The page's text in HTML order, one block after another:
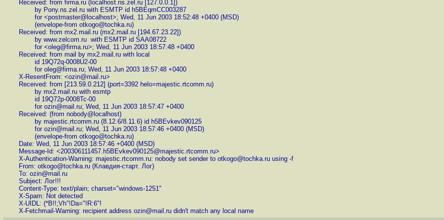
Received: from firma.ru (localhost.ns.zel.ru [127.0.0.1])
by Pony.ns.zel.ru with ESMTP id h5BEqmCC003287
for <postmaster@localhost>; Wed, 11 Jun 2003 18:52:48 +0400 (MSD)
(envelope-from otkogo@tochka.ru)
Received: from mx2.mail.ru (mx2.mail.ru [194.67.23.22])
by www.zelcom.ru with ESMTP id SAA08722
for <oleg@firma.ru>; Wed, 11 Jun 2003 18:57:48 +0400
Received: from mail by mx2.mail.ru with local
id 19Q72q-0008U2-00
for oleg@firma.ru; Wed, 11 Jun 2003 18:57:48 +0400
X-ResentFrom: <ozin@mail.ru>
Received: from [213.59.0.212] (port=3392 helo=majestic.rtcomm.ru)
by mx2.mail.ru with esmtp
id 19Q72p-0008Tc-00
for ozin@mail.ru; Wed, 11 Jun 2003 18:57:47 +0400
Received: (from nobody@localhost)
by majestic.rtcomm.ru (8.12.6/8.11.6) id h5BEvkev090125
for ozin@mail.ru; Wed, 11 Jun 2003 18:57:46 +0400 (MSD)
(envelope-from otkogo@tochka.ru)
Date: Wed, 11 Jun 2003 18:57:46 +0400 (MSD)
Message-Id: <200306111457.h5BEvkev090125@majestic.rtcomm.ru>
X-Authentication-Warning: majestic.rtcomm.ru: nobody set sender to otkogo@tochka.ru using -f
From: otkogo@tochka.ru (Клавдия-старт. Лог)
To: ozin@mail.ru
Subject: Лог!!!
Content-Type: text/plain; charset="windows-1251"
X-Spam: Not detected
X-UIDL: (*B!!;Vh"!Da="!R:6"!
X-Fetchmail-Warning: recipient address ozin@mail.ru didn't match any local name